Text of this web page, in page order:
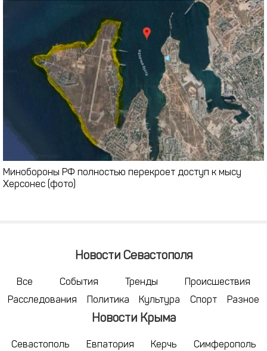
Минобороны РФ полностью перекроет доступ к мысу
Херсонес (фото)
Новости Севастополя
Все События Тренды
Происшествия
Расследования
Политика Культура Спорт Разное
Новости Крыма
Севастополь Евпатория Керчь
Симферополь